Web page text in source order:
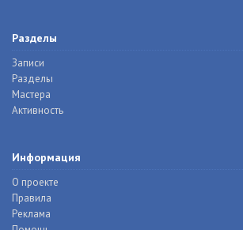
Разделы
Записи
Разделы
Мастера
Активность
Информация
О проекте
Правила
Реклама